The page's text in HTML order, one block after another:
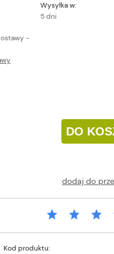
Wysyłka w:
5 dni
-
ewentualnych kosztów płatności
DO
dodaj do
Kod produktu: